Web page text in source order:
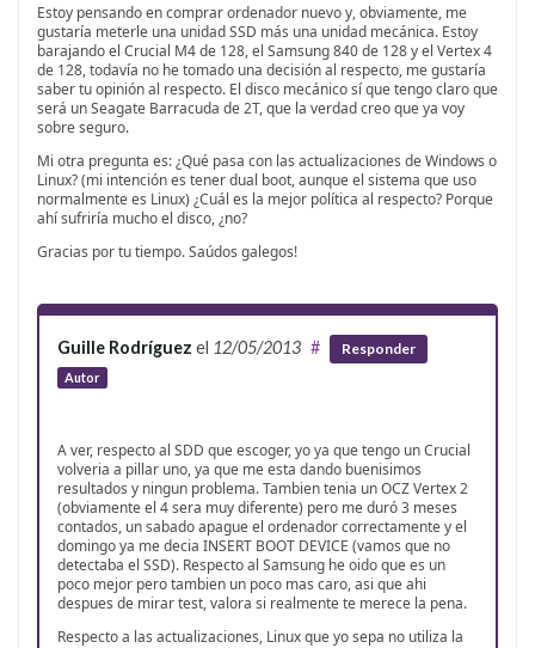
Estoy pensando en comprar ordenador nuevo y, obviamente, me
gustaría meterle una unidad SSD más una unidad mecánica. Estoy
barajando el Crucial M4 de 128, el Samsung 840 de 128 y el Vertex 4
de 128, todavía no he tomado una decisión al respecto, me gustaría
saber tu opinión al respecto. El disco mecánico sí que tengo claro que
será un Seagate Barracuda de 2T, que la verdad creo que ya voy
sobre seguro.
Mi otra pregunta es: ¿Qué pasa con las actualizaciones de Windows o
Linux? (mi intención es tener dual boot, aunque el sistema que uso
normalmente es Linux) ¿Cuál es la mejor política al respecto? Porque
ahí sufriría mucho el disco, ¿no?
Gracias por tu tiempo. Saúdos galegos!
Guille Rodríguez el 12/05/2013
Autor
# Responder
A ver, respecto al SDD que escoger, yo ya que tengo un Crucial
volveria a pillar uno, ya que me esta dando buenisimos
resultados y ningun problema. Tambien tenia un OCZ Vertex 2
(obviamente el 4 sera muy diferente) pero me duró 3 meses
contados, un sabado apague el ordenador correctamente y el
domingo ya me decia INSERT BOOT DEVICE (vamos que no
detectaba el SSD). Respecto al Samsung he oido que es un
poco mejor pero tambien un poco mas caro, asi que ahi
despues de mirar test, valora si realmente te merece la pena.
Respecto a las actualizaciones, Linux que yo sepa no utiliza la